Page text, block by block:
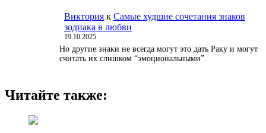
Виктория к Самые худшие сочетания знаков
зодиака в любви
19.10.2025
Но другие знаки не всегда могут это дать Раку и могут
считать их слишком “эмоциональными”.
Читайте также: